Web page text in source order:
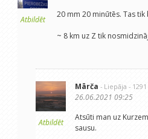
Atbildēt
20 mm 20 minūtēs. Tas tik
~ 8 km uz Z tik
Atbildēt
Mārča - Liepāja -
26.06.2021 09:25
Atsūti man uz
sausu.